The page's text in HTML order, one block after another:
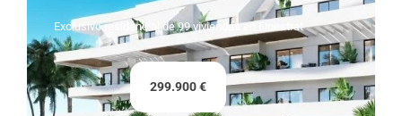
Exclusivo residencial de 99 viviendas en Finestrat
299.900 €